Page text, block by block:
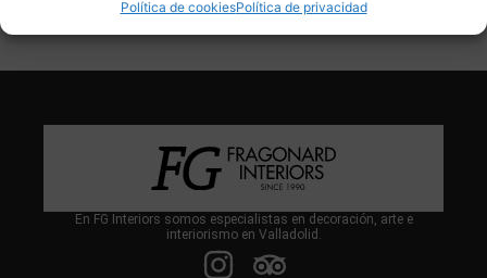
Política de cookiesPolítica de privacidad
En FG Interiors somos especialistas en decoración, arte e
interiorismo en Valladolid.